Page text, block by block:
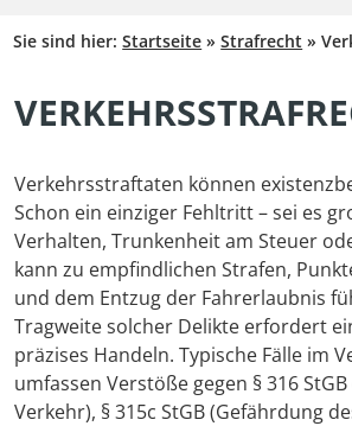
Sie sind hier:Startseite »Strafrecht »
Verkehrsstraftaten können
Schon ein einziger Fehltritt – sei es
Verhalten, Trunkenheit am Steuer
kann zu empfindlichen Strafen,
und dem Entzug der Fahrerlaubnis
Tragweite solcher Delikte erfordert
präzises Handeln. Typische Fälle im
umfassen Verstöße gegen § 316
Verkehr), § 315c StGB (Gefährdung